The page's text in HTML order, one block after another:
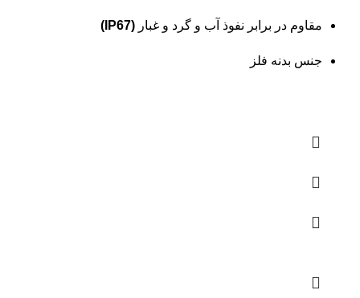
مقاوم در برابر نفوذ آب و گرد و غبار (IP67)
جنس بدنه فلز